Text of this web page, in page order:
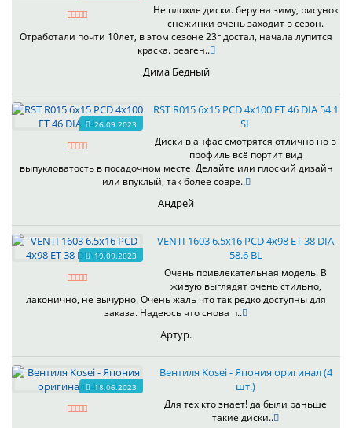
Не плохие диски. беру на зиму, рисунок
снежинки очень заходит в сезон.
Отработали почти 10лет, в этом сезоне 23г достал, начала лупится
краска. реаген..
Дима Бедный
26.09.2023
RST R015 6x15 PCD 4x100 ET 46 DIA 54.1
SL
Диски в анфас смотрятся отлично но в
профиль всё портит вид
выпукловатость в посадочном месте. Делайте или плоский дизайн
или впуклый, так более совре..
Андрей
19.09.2023
VENTI 1603 6.5x16 PCD 4x98 ET 38 DIA
58.6 BL
Очень привлекательная модель. В
живую выглядят очень стильно,
лаконично, не вычурно. Очень жаль что так редко доступны для
заказа. Надеюсь что снова п..
Артур.
18.06.2023
Вентиля Kosei - Япония оригинал (4
шт.)
Для тех кто знает! да были раньше
такие диски..